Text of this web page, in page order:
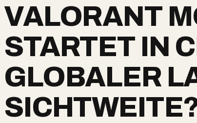
VALORANT
STARTET IN
GLOBALER